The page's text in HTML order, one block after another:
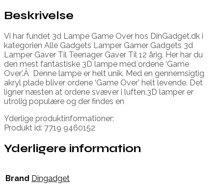
Beskrivelse
Vi har fundet 3d Lampe Game Over hos DinGadget.dk i
kategorien Alle Gadgets Lamper Gamer Gadgets 3d
Lamper Gaver Til Teenager Gaver Til 12 årig. Her har du
den mest fantastiske 3D lampe med ordene ‘Game
Over’.Â Denne lampe er helt unik. Med en gennemsigtig
akryl plade bliver ordene ‘Game Over’ helt levende. Det
ligner næsten at ordene svæver i luften.3D lamper er
utrolig populære og der findes en
Yderlige produktinformationer:
Produkt id: 7719 9460152
Yderligere information
Brand Dingadget